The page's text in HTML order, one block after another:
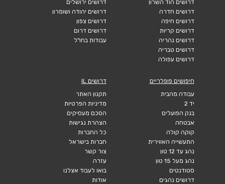
דרושים הוד השרון
דרושים חדרה
דרושים חיפה
דרושים קריות
דרושים נהריה
דרושים טבריה
דרושים עפולה
דרושים ירושלים
דרושים יהודה ושומרון
דרושים צפון
דרושים דרום
עבודות בחו"ל
חיפושים פופלריים
עבודה מהבית
יד 2
בנק הפועלים
אבטחה
קוקה קולה
התעשייה האווירית
נהג עד 12 טון
נהג מעל 15 טון
סטודנטים
דרושים נהגים
דרושים IL
תקנון האתר
מדיניות הפרטיות
הסכם מעסיקים
הצהרת נגישות
כל החברות
חברות בישראל
צור קשר
עזרה
בואו לעבוד אצלנו
אודות